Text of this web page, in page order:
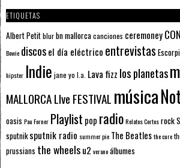
ETIQUETAS
Albert Petitblurbn mallorcacanciones ceremoney
Bowie discosel día eléctrico entrevistas
hipster Indie jane yo l.a. Lava fizz los planetas
MALLORCA LIve FESTIVAL música
oasis Pau Forner Playlist pop radioRelatos Cortosrock
sputnik sputnik radio summer pie The Beatlesthe cure
prussians the wheelsu2 veranoálbumes